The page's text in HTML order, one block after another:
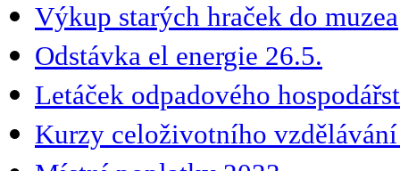
Výkup starých hraček do muzea
Odstávka el energie 26.5.
Letáček odpadového
Kurzy celoživotního